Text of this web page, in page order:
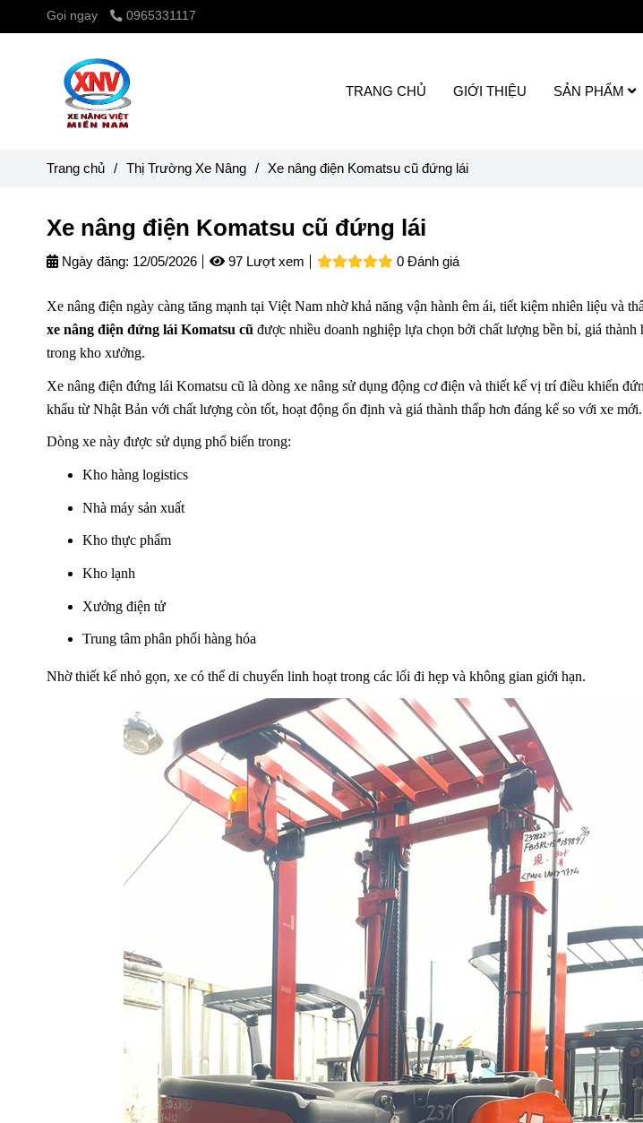
Gọi ngay 0965331117
TRANG CHỦ GIỚI THIỆU SẢN PHẨM
Trang chủ / Thị Trường Xe Nâng / Xe nâng điện Komatsu cũ đứng lái
Xe nâng điện Komatsu cũ đứng lái
Ngày đăng: 12/05/2026 97 Lượt xem 0 Đánh giá
Xe nâng điện ngày càng tăng mạnh tại Việt Nam nhờ khả năng vận hành êm ái, tiết kiệm nhiên liệu và
xe nâng điện đứng lái Komatsu cũ được nhiều doanh nghiệp lựa chọn bởi chất lượng bền bỉ, giá
trong kho xưởng.
Xe nâng điện đứng lái Komatsu cũ là dòng xe nâng sử dụng động cơ điện và thiết kế vị trí điều khiển
khẩu từ Nhật Bản với chất lượng còn tốt, hoạt động ổn định và giá thành thấp hơn đáng kể so với xe mới.
Dòng xe này được sử dụng phổ biến trong:
Kho hàng logistics
Nhà máy sản xuất
Kho thực phẩm
Kho lạnh
Xưởng điện tử
Trung tâm phân phối hàng hóa
Nhờ thiết kế nhỏ gọn, xe có thể di chuyển linh hoạt trong các lối đi hẹp và không gian giới hạn.